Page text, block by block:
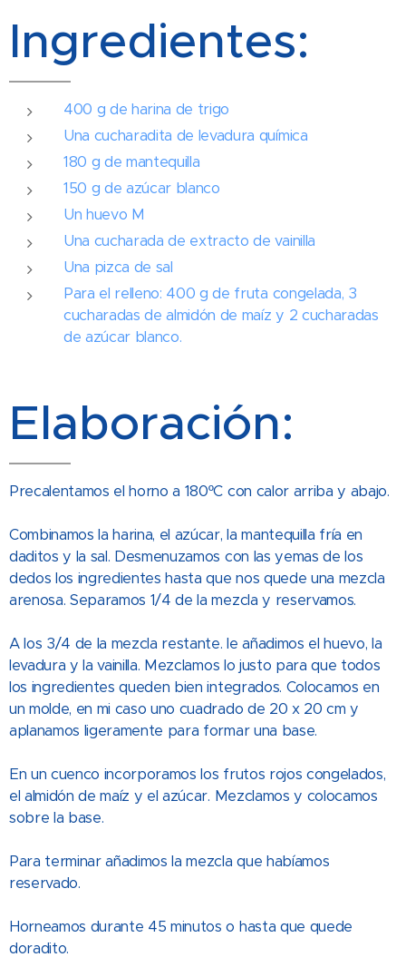
Ingredientes:
400 g de harina de trigo
Una cucharadita de levadura química
180 g de mantequilla
150 g de azúcar blanco
Un huevo M
Una cucharada de extracto de vainilla
Una pizca de sal
Para el relleno: 400 g de fruta congelada, 3
cucharadas de almidón de maíz y 2 cucharadas
de azúcar blanco.
Elaboración:
Precalentamos el horno a 180ºC con calor arriba y abajo.
Combinamos la harina, el azúcar, la mantequilla fría en
daditos y la sal. Desmenuzamos con las yemas de los
dedos los ingredientes hasta que nos quede una mezcla
arenosa. Separamos 1/4 de la mezcla y reservamos.
A los 3/4 de la mezcla restante. le añadimos el huevo, la
levadura y la vainilla. Mezclamos lo justo para que todos
los ingredientes queden bien integrados. Colocamos en
un molde, en mi caso uno cuadrado de 20 x 20 cm y
aplanamos ligeramente para formar una base.
En un cuenco incorporamos los frutos rojos congelados,
el almidón de maíz y el azúcar. Mezclamos y colocamos
sobre la base.
Para terminar añadimos la mezcla que habíamos
reservado.
Horneamos durante 45 minutos o hasta que quede
doradito.